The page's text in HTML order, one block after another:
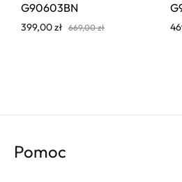
G90603BN
399,00zł 669,00zł
Pomoc